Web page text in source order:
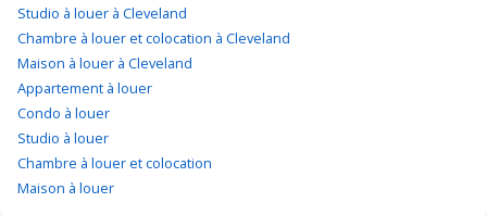
Studio à louer à Cleveland
Chambre à louer et colocation à Cleveland
Maison à louer à Cleveland
Appartement à louer
Condo à louer
Studio à louer
Chambre à louer et colocation
Maison à louer